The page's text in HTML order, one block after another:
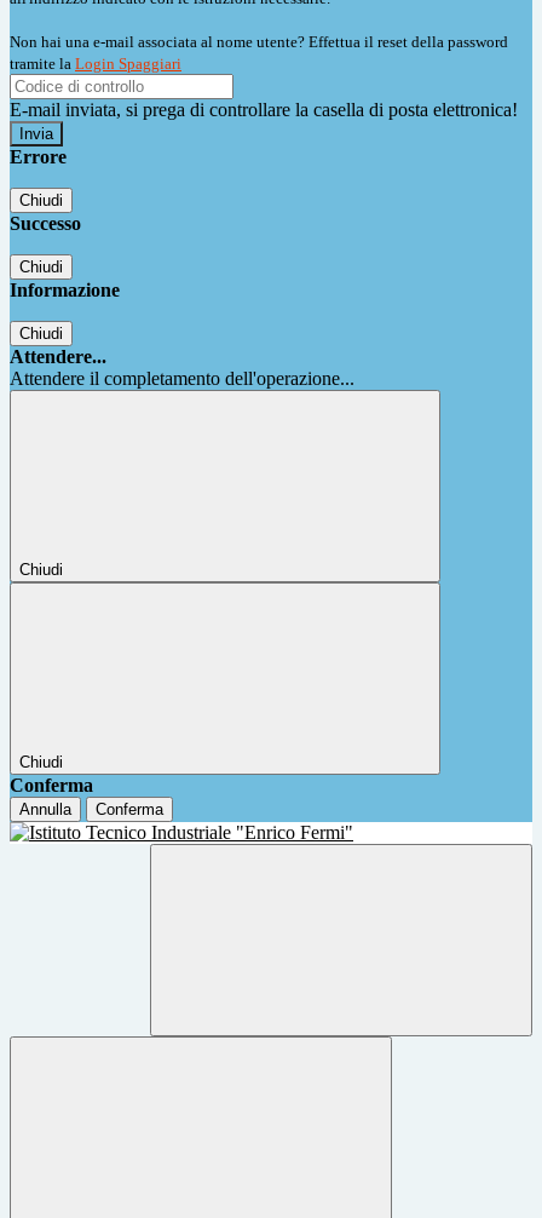
Non hai una e-mail associata al nome utente? Effettua il reset della password
tramite la Login Spaggiari
E-mail inviata, si prega di controllare la casella di posta elettronica!
Errore
Chiudi
Successo
Chiudi
Informazione
Chiudi
Attendere...
Attendere il completamento dell'operazione...
Chiudi
Chiudi
Conferma
Annulla Conferma